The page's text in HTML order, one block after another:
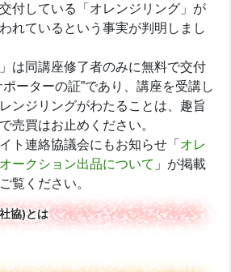
付している「オレンジリング」が
れているという事実が判明しまし
は同講座修了者のみに無料で交付
ーターの証”であり、講座を受講し
ンジリングがわたることは、趣旨
売買はお止めください。
ト連絡協議会にもお知らせ「 オレ
ークション出品について 」が掲載
覧ください。
協)とは